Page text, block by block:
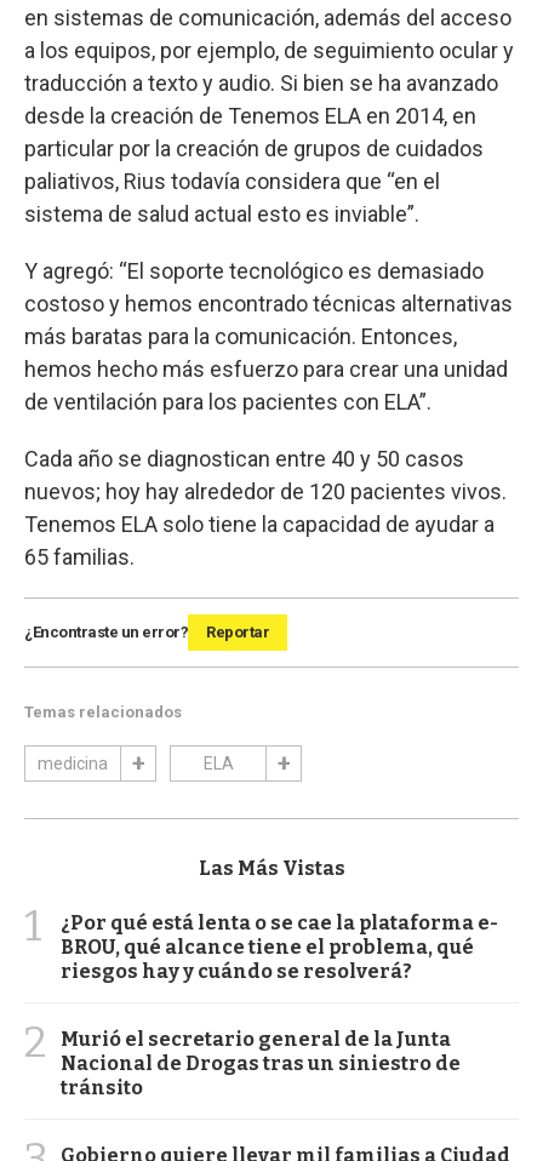
en sistemas de comunicación, además del acceso
a los equipos, por ejemplo, de seguimiento ocular y
traducción a texto y audio. Si bien se ha avanzado
desde la creación de Tenemos ELA en 2014, en
particular por la creación de grupos de cuidados
paliativos, Rius todavía considera que “en el
sistema de salud actual esto es inviable”.
Y agregó: “El soporte tecnológico es demasiado
costoso y hemos encontrado técnicas alternativas
más baratas para la comunicación. Entonces,
hemos hecho más esfuerzo para crear una unidad
de ventilación para los pacientes con ELA”.
Cada año se diagnostican entre 40 y 50 casos
nuevos; hoy hay alrededor de 120 pacientes vivos.
Tenemos ELA solo tiene la capacidad de ayudar a
65 familias.
¿Encontraste un error? Reportar
Temas relacionados
medicina ELA
Las Más Vistas
1
¿Por qué está lenta o se cae la plataforma e-
BROU, qué alcance tiene el problema, qué
riesgos hay y cuándo se resolverá?
2
Murió el secretario general de la Junta
Nacional de Drogas tras un siniestro de
tránsito
Gobierno quiere llevar mil familias a Ciudad